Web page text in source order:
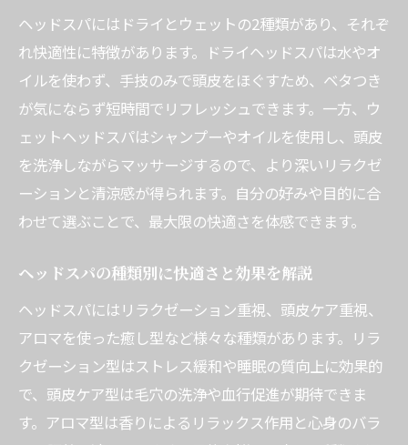
ヘッドスパにはドライとウェットの2種類があり、それぞ
れ快適性に特徴があります。ドライヘッドスパは水やオ
イルを使わず、手技のみで頭皮をほぐすため、ベタつき
が気にならず短時間でリフレッシュできます。一方、ウ
ェットヘッドスパはシャンプーやオイルを使用し、頭皮
を洗浄しながらマッサージするので、より深いリラクゼ
ーションと清涼感が得られます。自分の好みや目的に合
わせて選ぶことで、最大限の快適さを体感できます。
ヘッドスパの種類別に快適さと効果を解説
ヘッドスパにはリラクゼーション重視、頭皮ケア重視、
アロマを使った癒し型など様々な種類があります。リラ
クゼーション型はストレス緩和や睡眠の質向上に効果的
で、頭皮ケア型は毛穴の洗浄や血行促進が期待できま
す。アロマ型は香りによるリラックス作用と心身のバラ